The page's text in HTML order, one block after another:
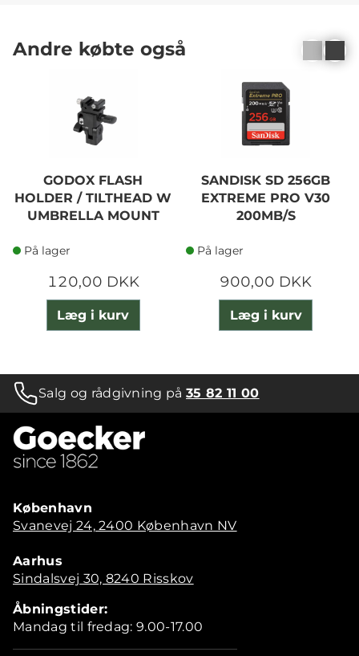
Andre købte også
GODOX FLASH
HOLDER / TILTHEAD W
UMBRELLA MOUNT
På lager
120,00 DKK
Læg i kurv
SANDISK SD 256GB
EXTREME PRO V30
200MB/S
På lager
900,00 DKK
Læg i kurv
Salg og rådgivning på35 82 11 00
København
Svanevej 24, 2400 København NV
Aarhus
Sindalsvej 30, 8240 Risskov
Åbningstider:
Mandag til fredag: 9.00-17.00